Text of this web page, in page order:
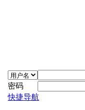
密码
快捷导航